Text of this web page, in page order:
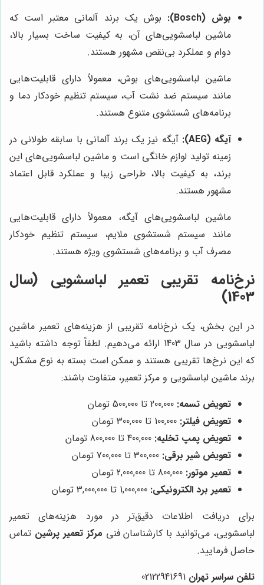
بوش (Bosch):
بوش یک برند آلمانی معتبر است که
ماشین لباسشویی‌های آن، به کیفیت ساخت بسیار بالا،
دوام و عملکرد بی‌نقص مشهور هستند.
ماشین لباسشویی‌های بوش، معمولاً دارای قابلیت‌هایی
مانند سیستم ضد نشت آب، سیستم تنظیم خودکار دما و
برنامه‌های شستشوی متنوع هستند.
آیگه (AEG):
آیگه نیز یک برند آلمانی با سابقه طولانی در
زمینه تولید لوازم خانگی است و ماشین لباسشویی‌های این
برند، به کیفیت بالا، طراحی زیبا و عملکرد قابل اعتماد
مشهور هستند.
ماشین لباسشویی‌های آیگه، معمولاً دارای قابلیت‌هایی
مانند سیستم شستشوی ملایم، سیستم تنظیم خودکار
مصرف آب و برنامه‌های شستشوی ویژه هستند.
نرخ‌نامه تقریبی تعمیر لباسشویی (سال
1403)
در این بخش، یک نرخ‌نامه تقریبی از هزینه‌های تعمیر ماشین
لباسشویی در سال 1403 ارائه می‌دهیم. لطفاً توجه داشته باشید
که این نرخ‌ها تقریبی هستند و ممکن است بسته به نوع مشکل،
برند ماشین لباسشویی و مرکز تعمیر، متفاوت باشند:
تعویض تسمه:
تعویض فیلتر:
تعویض پمپ تخلیه:
تعویض شیر برقی:
تعمیر موتور:
تعمیر برد الکترونیکی:
برای دریافت اطلاعات دقیق‌تر در مورد هزینه‌های تعمیر
لباسشویی، می‌توانید با کارشناسان فنی مرکز تعمیر پرشین تماس
حاصل فرمایید.
تلفن سراسر تهران